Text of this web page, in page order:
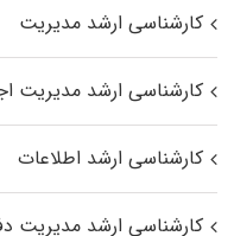
کارشناسی ارشد مدیریت
کارشناسی ارشد مدیریت
کارشناسی ارشد اطلاعات
کارشناسی ارشد مدیریت